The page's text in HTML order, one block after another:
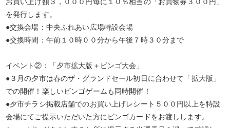
お買い上げ額３，０００円毎に１０％相当の「お買物券３００円」
を発行します。
●交換会場：中央ふれあい広場特設会場
●交換時間：午前１０時００分から午後７時３０分まで
イベント②：「夕市拡大版＋ビンゴ大会」
●３月の夕市は春のザ・グランドセール初日に合わせて「拡大版」
での開催！楽しいビンゴゲームも同時開催！
●夕市チラシ掲載店舗でのお買い上げレシート５００円以上を特設
会場にてご提示いただいた方にビンゴカードをお渡しします。